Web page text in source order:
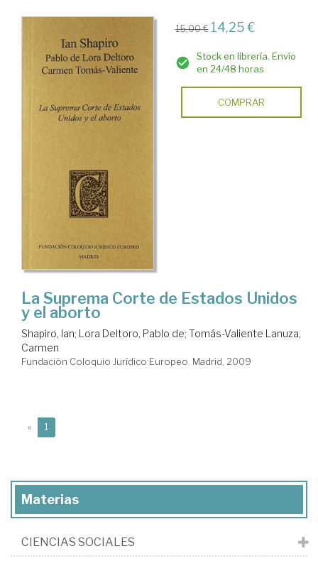
15,00 € 14,25 €
Stock en librería. Envío
en 24/48 horas
COMPRAR
La Suprema Corte de Estados Unidos
y el aborto
Shapiro, Ian; Lora Deltoro, Pablo de; Tomás-Valiente Lanuza,
Carmen
Fundación Coloquio Jurídico Europeo. Madrid, 2009
« 1
Materias
CIENCIAS SOCIALES